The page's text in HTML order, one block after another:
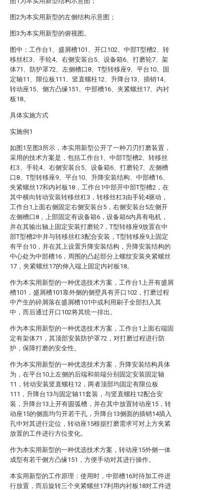
图2为本实用新型的左侧结构示意图；
图3为本实用新型的俯视图。
图中：工作台1、盛屑槽101、开口102、中部T型槽2、转
移丝杠3、手轮4、右侧安装台5、设备箱6、打磨轮7、架
体71、防护罩72、左侧槽口8、T型转移座9、平台10、固
定轴11、限位板111、竖直螺柱12、升降台13、插销14、
转动座15、侧方凸缘151、中部槽16、夹紧螺丝17、内衬
板18。
具体实施方式
实施例1
如图1至图3所示，本实用新型公开了一种刀刃打磨装置，
采用的技术方案是，包括工作台1、中部T型槽2、转移丝
杠3、手轮4、右侧安装台5、设备箱6、打磨轮7、左侧槽
口8、T型转移座9、平台10、升降安装结构、中部槽16、
夹紧螺丝17和内衬板18，工作台1中部开中部T型槽2，在
其中横向转动安装转移丝杠3，转移丝杠3由手轮4驱动，
工作台1上面右侧固定右侧安装台5，右侧安装台5左侧开
左侧槽口8，上部固定有设备箱6，设备箱6内具有电机，
并在其输出轴上固定安装打磨轮7，T型转移座9放置在中
部T型槽2中并与转移丝杠3配合安装，T型转移座9上固定
有平台10，并在其上设置升降安装结构，升降安装结构的
中心处为中部槽16，周围的凸起部分上螺纹安装夹紧螺丝
17，夹紧螺丝17的伸入端上固定内衬板18。
作为本实用新型的一种优选技术方案，工作台1上开有盛屑
槽101，盛屑槽101靠外侧的侧壁具有开口102，打磨过程
中产生的碎屑落在盛屑槽101中或利用刷子全部扫入其
中，而后通过开口102将其统一排出。
作为本实用新型的一种优选技术方案，工作台1上面右端固
定有架体71，其顶部安装防护罩72，对打磨过程进行防
护，保障打磨的安全性。
作为本实用新型的一种优选技术方案，升降安装结构具体
为，在平台10上左侧的后端和前端分别固定安装固定轴
11，转动安装竖直螺柱12，两者顶部均固定有限位板
111，升降台13与固定轴11套装，与竖直螺柱12配合安
装，升降台13上开有圆弧槽，并在其中放置转动座15，转
动座15的侧面均匀开若干孔，升降台13侧面的插销14插入
孔中对其进行定位，转动座15根据打磨需求可对上方夹紧
放置的工件进行方位变化。
作为本实用新型的一种优选技术方案，转动座15外侧一体
成型有若干侧方凸缘151，方便手动对其进行操作。
本实用新型的工作原理：使用时，中部槽16对待加工件进
行放置，而后旋转三个夹紧螺丝17利用内衬板18对工件进